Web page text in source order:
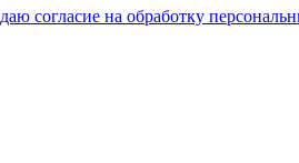
даю согласие на обработку